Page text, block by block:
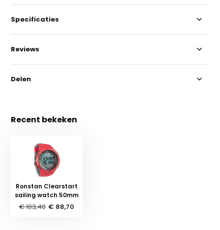
Specificaties
Reviews
Delen
Recent bekeken
Ronstan Clearstart
sailing watch 50mm
€ 103,40 € 88,70